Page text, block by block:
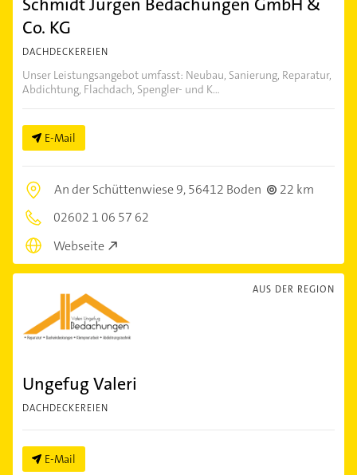
Co. KG
DACHDECKEREIEN
Unser Leistungsangebot umfasst: Neubau, Sanierung, Reparatur,
Abdichtung, Flachdach, Spengler- und K...
E-Mail
An der Schüttenwiese 9,56412 Boden
22 km
02602 1 06 57 62
Webseite
AUS DER REGION
Ungefug Valeri
DACHDECKEREIEN
E-Mail